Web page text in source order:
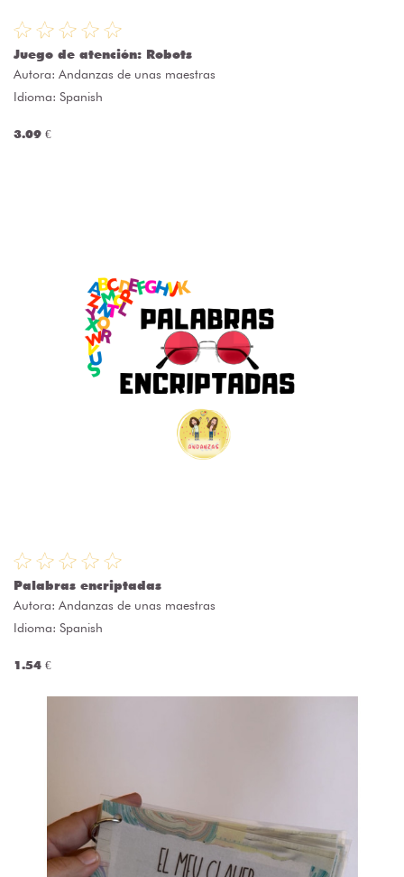
Juego de atención: Robots
Autora: Andanzas de unas maestras
Idioma: Spanish
3.09 €
Palabras encriptadas
Autora: Andanzas de unas maestras
Idioma: Spanish
1.54 €